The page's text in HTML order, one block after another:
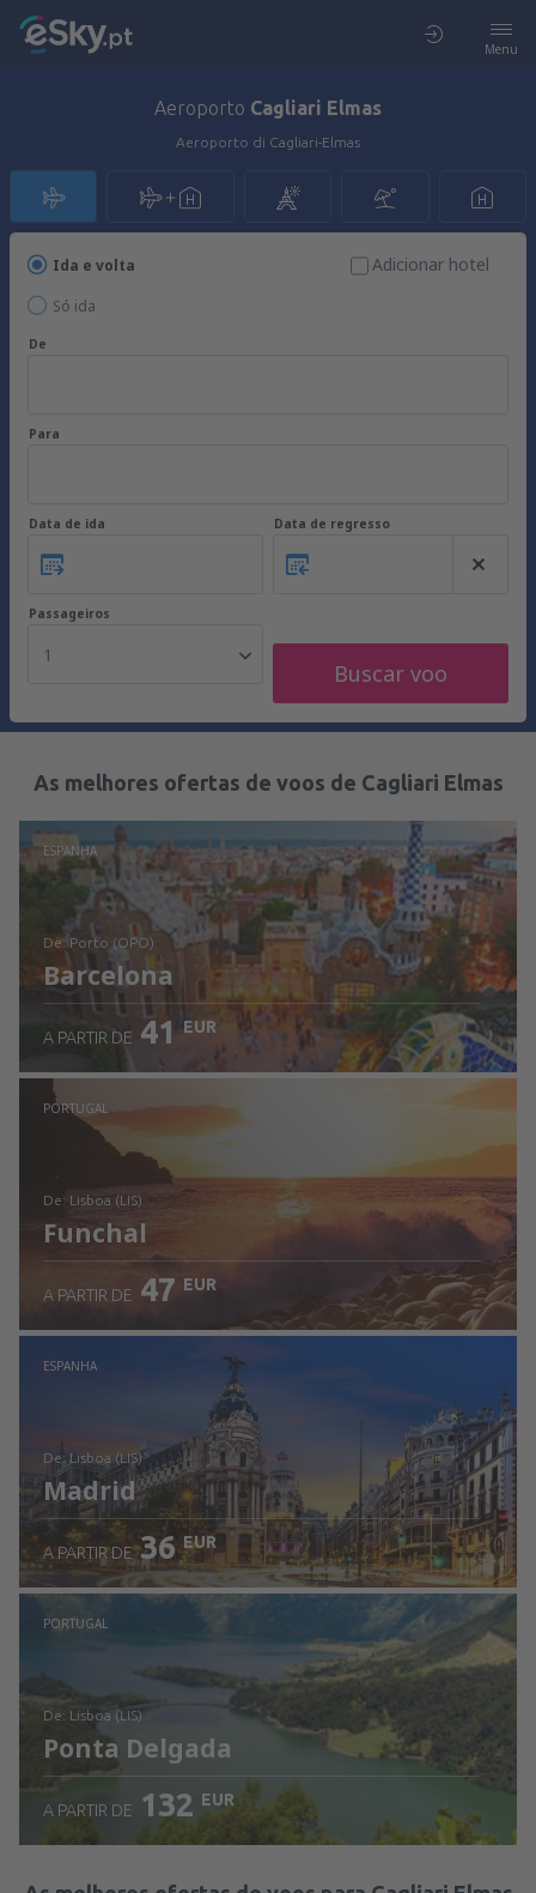
Menu
Aeroporto Cagliari Elmas
Aeroporto di Cagliari-Elmas
Ida e volta
Só ida
Adicionar hotel
De
Para
Data de ida Data de regresso
Passageiros
1
Buscar voo
As melhores ofertas de voos de Cagliari Elmas
ESPANHA
de: Porto (OPO)
Barcelona
Ver detalhes
A PARTIR DE 41 EUR
PORTUGAL
de: Lisboa (LIS)
Funchal
Ver detalhes
A PARTIR DE 47 EUR
ESPANHA
de: Lisboa (LIS)
Madrid
Ver detalhes
A PARTIR DE 36 EUR
PORTUGAL
de: Lisboa (LIS)
Ponta Delgada
Ver detalhes
A PARTIR DE 132 EUR